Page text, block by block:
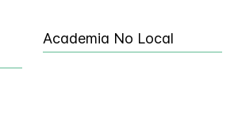
Academia No Local